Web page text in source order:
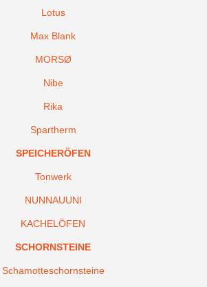
Lotus
Max Blank
MORSØ
Nibe
Rika
Spartherm
SPEICHERÖFEN
Tonwerk
NUNNAUUNI
KACHELÖFEN
SCHORNSTEINE
Schamotteschornsteine